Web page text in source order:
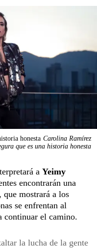
honesta Carolina Ramírez
que es una historia honesta
a Yeimy
encontrarán una
que mostrará a los
se enfrentan al
continuar el camino.
la lucha de la gente